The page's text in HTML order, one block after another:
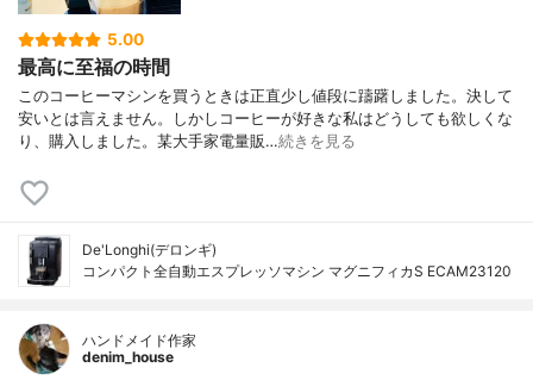
5.00
最高に至福の時間
このコーヒーマシンを買うときは正直少し値段に躊躇しました。決して
安いとは言えません。しかしコーヒーが好きな私はどうしても欲しくな
り、購入しました。某大手家電量販…続きを見る
De'Longhi(デロンギ)
コンパクト全自動エスプレッソマシン マグニフィカS ECAM23120
ハンドメイド作家
denim_house